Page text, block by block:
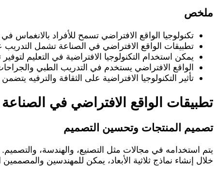
ملخص
تكنولوجيا الواقع الافتراضي تسمح للأفراد بالانغماس في
تطبيقات الواقع الافتراضي في الصناعة تشمل التدريب
يمكن استخدام التكنولوجيا الافتراضية في التعليم
الواقع الافتراضي يستخدم في التدريب الطبي
تأثير التكنولوجيا الافتراضية على الثقافة والترفيه
تطبيقات الواقع الافتراضي في الصناعة
تصميم المنتجات وتحسين التصميم
يتم استخدامه في مجالات مثل التصنيع، والهندسة، والتصميم.
خلال إنشاء نماذج ثلاثية الأبعاد، يمكن للمهندسين